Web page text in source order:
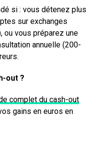
si : vous détenez plus
sur exchanges
ou vous préparez une
annuelle (200-
out ?
complet du cash-out
gains en euros en